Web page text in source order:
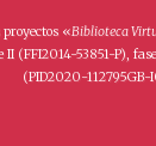
proyectos «Biblioteca
II (FFI2014-53851-P),
(PID2020-112795GB-